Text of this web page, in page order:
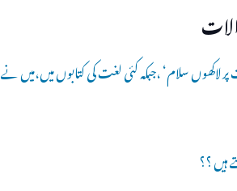
لاکھوں سلام‘ ،جبکہ کئی لغت کی کتابوں میں،میں نے
ہیں ؟؟